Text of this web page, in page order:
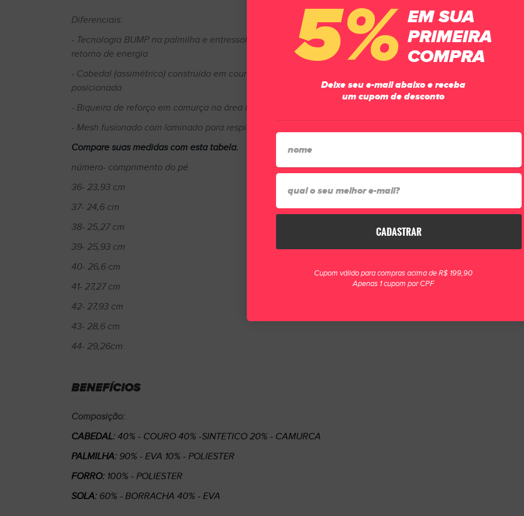
Diferenciais:
- Tecnologia BUMP na palmilha e entressola para amortecimento e
retorno de energia
- Cabedal (assimétrico) construído em couro natural com costura
posicionada
- Biqueira de reforço em camurça na área frontal
- Mesh fusionado com laminado para respirabilidade
Compare suas medidas com esta tabela.
número- comprimento do pé
36- 23,93 cm
37- 24,6 cm
38- 25,27 cm
39- 25,93 cm
40- 26,6 cm
41- 27,27 cm
42- 27,93 cm
43- 28,6 cm
44- 29,26cm
BENEFÍCIOS
Composição:
CABEDAL: 40% - COURO 40% -SINTETICO 20% - CAMURCA
PALMILHA: 90% - EVA 10% - POLIESTER
FORRO: 100% - POLIESTER
SOLA: 60% - BORRACHA 40% - EVA
5% EM SUA
PRIMEIRA
COMPRA
Deixe seu e-mail abaixo e receba
um cupom de desconto
CADASTRAR
Cupom válido para compras acima de R$ 199,90
Apenas 1 cupom por CPF